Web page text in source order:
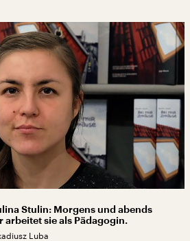
Stulin: Morgens und abends
arbeitet sie als Pädagogin.
Luba